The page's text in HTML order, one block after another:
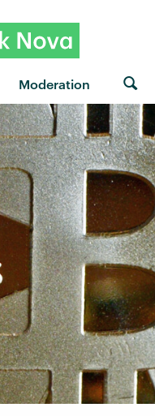
Moderation
von Gentleman feat.